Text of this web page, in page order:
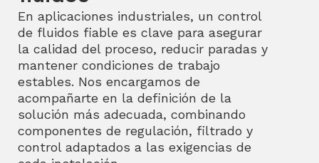
En aplicaciones industriales, un control
de fluidos fiable es clave para asegurar
la calidad del proceso, reducir paradas y
mantener condiciones de trabajo
estables. Nos encargamos de
acompañarte en la definición de la
solución más adecuada, combinando
componentes de regulación, filtrado y
control adaptados a las exigencias de